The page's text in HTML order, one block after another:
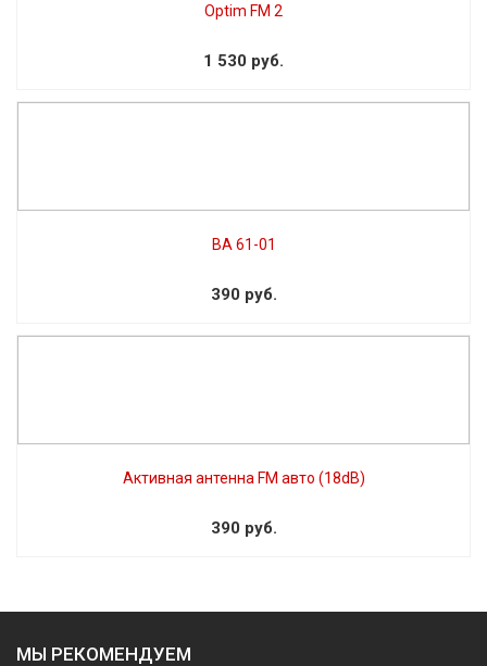
Optim FM 2
1 530 руб.
ВА 61-01
390 руб.
Активная антенна FM авто (18dB)
390 руб.
МЫ РЕКОМЕНДУЕМ